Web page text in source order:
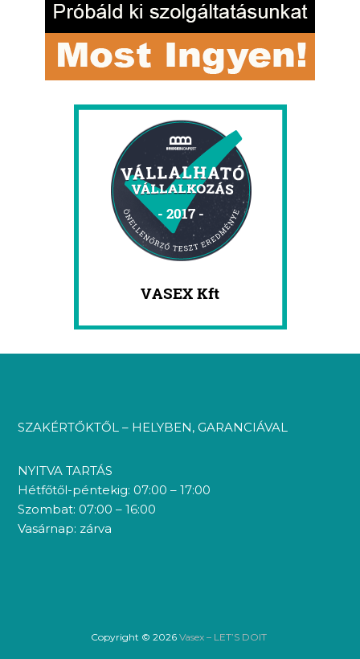
SZAKÉRTŐKTŐL – HELYBEN, GARANCIÁVAL
NYITVA TARTÁS
Hétfőtől-péntekig: 07:00 – 17:00
Szombat: 07:00 – 16:00
Vasárnap: zárva
Copyright © 2026 Vasex – LET’S DOIT